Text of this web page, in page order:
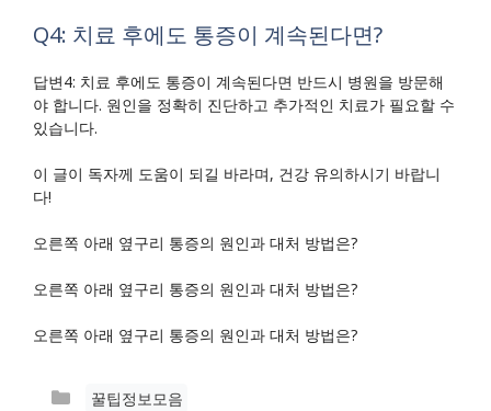
Q4: 치료 후에도 통증이 계속된다면?
답변4: 치료 후에도 통증이 계속된다면 반드시 병원을 방문해
야 합니다. 원인을 정확히 진단하고 추가적인 치료가 필요할 수
있습니다.
이 글이 독자께 도움이 되길 바라며, 건강 유의하시기 바랍니
다!
오른쪽 아래 옆구리 통증의 원인과 대처 방법은?
오른쪽 아래 옆구리 통증의 원인과 대처 방법은?
오른쪽 아래 옆구리 통증의 원인과 대처 방법은?
카
꿀팁정보모음